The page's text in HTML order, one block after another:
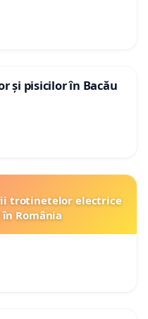
și pisicilor în Bacău
trotinetelor electrice
România